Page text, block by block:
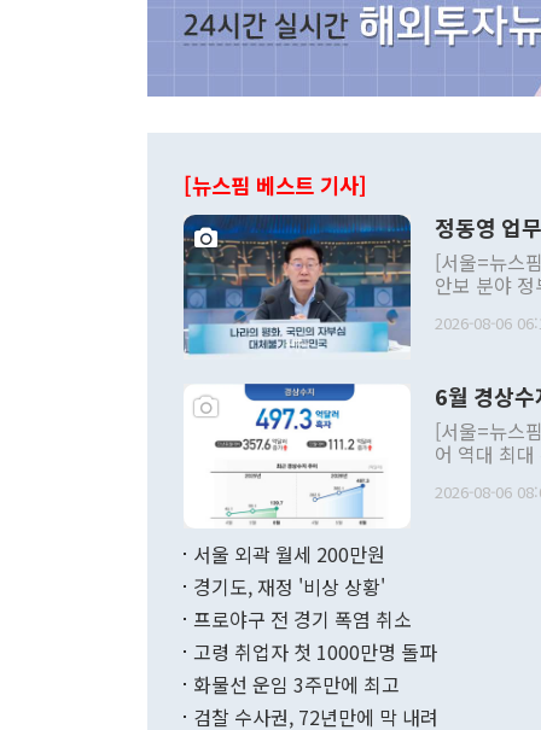
[뉴스핌 베스트 기사]
정동영 업
[서울=뉴스
안보 분야
발언 중에는
주의적 희망
관의 대북
관 부처 장
관의 무리한
다. [정동영 통일부 장관이 지난달 23일 오후 서울 종로구 정부서울청사에
무너졌다고
함께 4자 대
2026-08-06
6월 경상
[서울=뉴스
어 역대 최
료=한국은행] 한국은행이 6일 발표한 '2026년 6월 국제수지(잠정
며 월간 기
196.9% 급
2026-08-06
서울 외곽 월세 200만원
경기도, 재정 '비상 상황'
프로야구 전 경기 폭염 취소
고령 취업자 첫 1000만명 돌파
화물선 운임 3주만에 최고
검찰 수사권, 72년만에 막 내려